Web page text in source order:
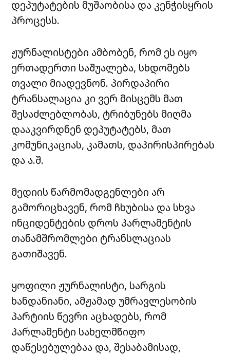
დეპუტატების მუშაობისა და კენჭისყრის
პროცესს.
ჟურნალისტები ამბობენ, რომ ეს იყო
ერთადერთი საშუალება, სხდომებს
თვალი მიადევნონ. პირდაპირი
ტრანსალაცია კი ვერ მისცემს მათ
შესაძლებლობას, ტრიბუნებს მიღმა
დააკვირდნენ დეპუტატებს, მათ
კომუნიკაციას, კამათს, დაპირისპირებას
და ა.შ.
მედიის წარმომადგენლები არ
გამორიცხავენ, რომ ჩხუბისა და სხვა
ინციდენტების დროს პარლამენტის
თანამშრომლები ტრანსლაციას
გათიშავენ.
ყოფილი ჟურნალისტი, სარგის
ხანდანიანი, ამჟამად უმრავლესობის
პარტიის წევრი აცხადებს, რომ
პარლამენტი სახელმწიფო
დაწესებულებაა და, შესაბამისად,